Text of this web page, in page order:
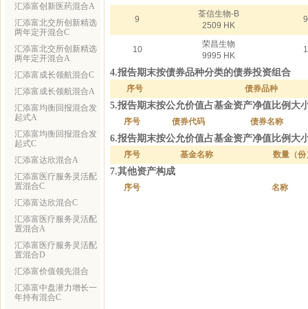
汇添富创新医药混合A
汇添富北交所创新精选
两年定开混合C
汇添富北交所创新精选
两年定开混合A
汇添富成长领航混合C
汇添富成长领航混合A
汇添富均衡回报混合发
起式A
汇添富均衡回报混合发
起式C
汇添富达欣混合A
汇添富医疗服务灵活配
置混合C
汇添富达欣混合C
汇添富医疗服务灵活配
置混合A
汇添富医疗服务灵活配
置混合D
汇添富价值领先混合
汇添富中盘潜力增长一
年持有混合C
9
荃信生物-B
2509 HK
10
荣昌生物
9995 HK
4.报告期末按债券品种分类的债券投资组合
序号 债券品种
5.报告期末按公允价值占基金资产净值比例大
序号 债券代码 债券名称
6.报告期末按公允价值占基金资产净值比例大
序号 基金名称 数量（份
7.其他资产构成
序号 名称